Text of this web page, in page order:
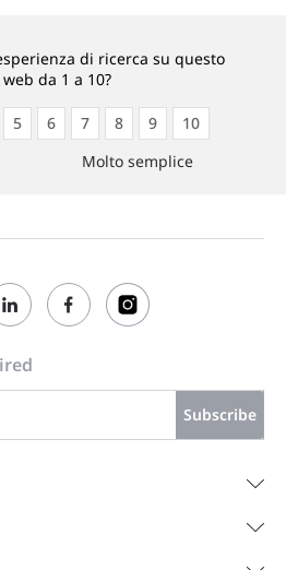
di ricerca su questo
da 1 a 10?
5 6 7 8 9
10
Molto semplice
Subscribe